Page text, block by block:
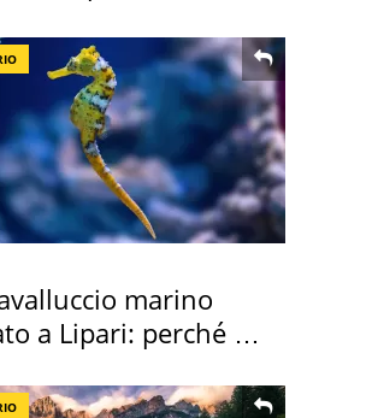
marino
a Lipari: perché è